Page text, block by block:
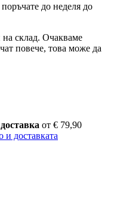
поръчате до неделя до
склад. Очакваме
повече, това може да
от € 79,90
доставката